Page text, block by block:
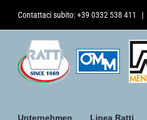
content
Contattaci subito:+39 0332 538 411 |
Unternehmen Linea Ratti